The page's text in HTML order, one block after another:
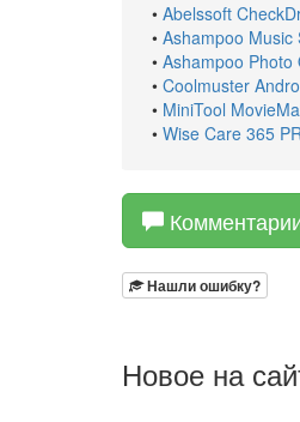
• Abelssoft
• Ashampoo Music
• Ashampoo Photo
• Coolmuster
• MiniTool
• Wise Care 365